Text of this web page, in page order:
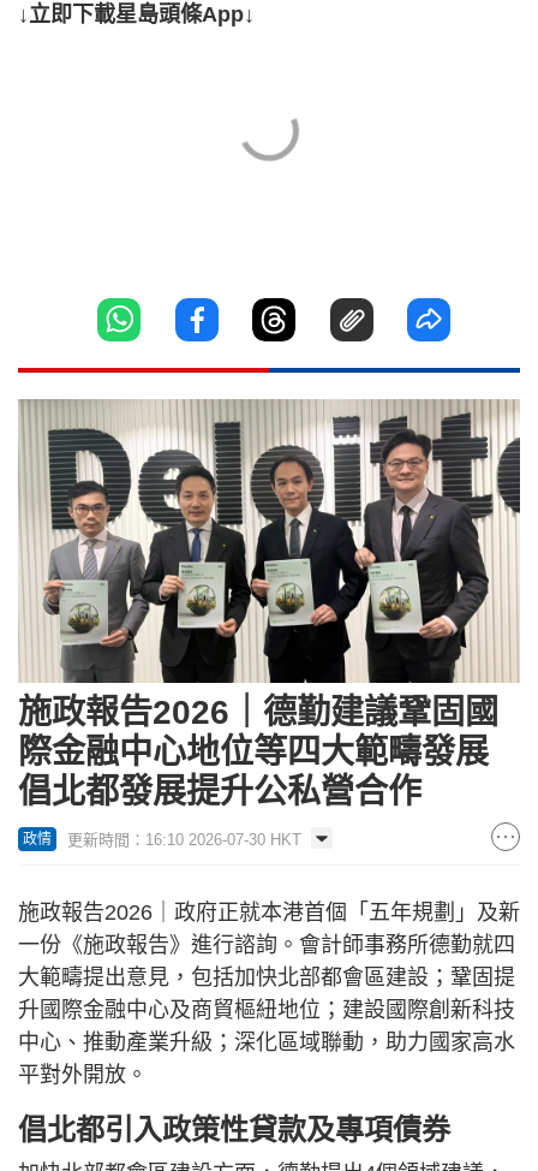
↓立即下載星島頭條App↓
施政報告2026｜德勤建議鞏固國
際金融中心地位等四大範疇發展
倡北都發展提升公私營合作
政情 更新時間：16:10 2026-07-30 HKT
施政報告2026｜政府正就本港首個「五年規劃」及新
一份《施政報告》進行諮詢。會計師事務所德勤就四
大範疇提出意見，包括加快北部都會區建設；鞏固提
升國際金融中心及商貿樞紐地位；建設國際創新科技
中心、推動產業升級；深化區域聯動，助力國家高水
平對外開放。
倡北都引入政策性貸款及專項債券